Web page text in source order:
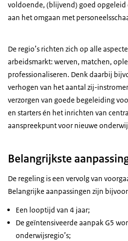
voldoende, (blijvend) goed opgeleid
aan het omgaan met
De regio’s richten zich op alle
arbeidsmarkt: werven, matchen,
professionaliseren. Denk daarbij
verhogen van het aantal zij-
verzorgen van goede begeleiding
en starters én het inrichten van
aanspreekpunt voor nieuwe
Belangrijkste
De regeling is een vervolg van
Belangrijke aanpassingen zijn
Een looptijd van 4 jaar;
De geïntensiveerde aanpak G5
onderwijsregio’s;